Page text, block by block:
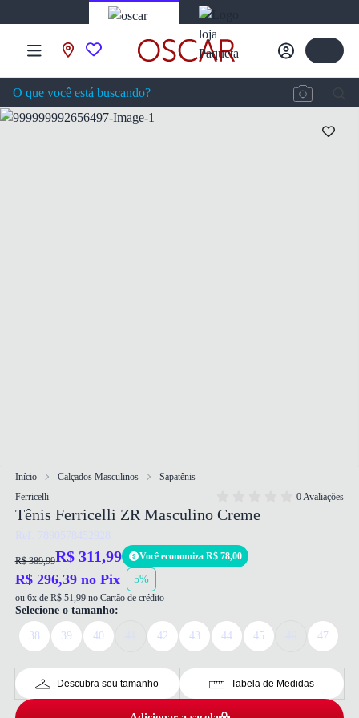
Início Calçados Masculinos
Sapatênis
Ferricelli
0 Avaliações
Tênis Ferricelli ZR Masculino Creme
Ref: 7890578452928
R$ 389,99R$ 311,99 Você economiza R$ 78,00
R$ 296,39 no Pix 5%
ou 6x de R$ 51,99 no Cartão de crédito
Selecione o tamanho:
38 39 40 42 43 44 45 47
Descubra seu tamanho Tabela de Medidas